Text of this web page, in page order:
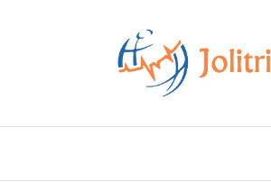
Jolitrip Agencia de viajes